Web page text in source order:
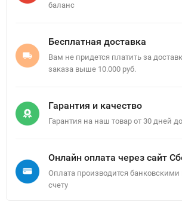
баланс
Бесплатная доставка
Вам не придется платить за
заказа выше 10.000 руб.
Гарантия и качество
Гарантия на наш товар от 30 дней
Онлайн оплата через сайт
Оплата производится
счету